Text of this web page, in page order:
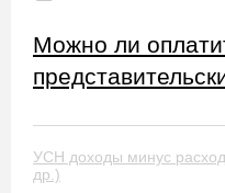
Можно ли
УСН доходы минус
др.)